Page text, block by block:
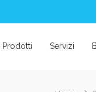
Prodotti Servizi